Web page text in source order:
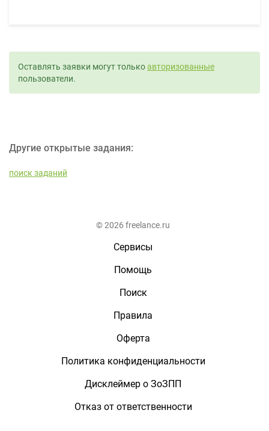
Оставлять заявки могут толькоавторизованные
пользователи.
Другие открытые задания:
поиск заданий
© 2026 freelance.ru
Сервисы
Помощь
Поиск
Правила
Оферта
Политика конфиденциальности
Дисклеймер о ЗоЗПП
Отказ от ответственности